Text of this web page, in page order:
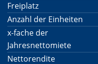
Freiplatz
Anzahl der Einheiten
x-fache der
Jahresnettomiete
Nettorendite